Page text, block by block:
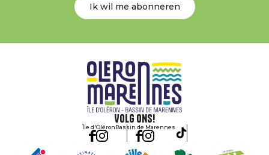
Ik wil me abonneren
Volg ons!
Île d'OléronBassin de Marennes